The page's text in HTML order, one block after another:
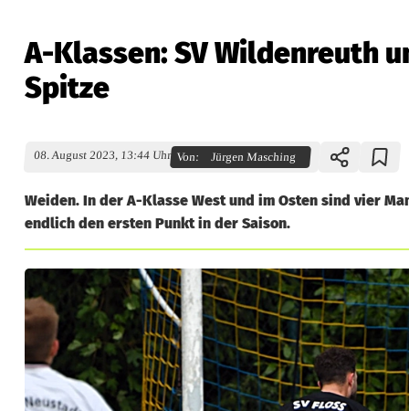
A-Klassen: SV Wildenreuth
Spitze
08. August 2023, 13:44 Uhr Von: Jürgen Masching
Weiden. In der A-Klasse West und im Osten sind vier
endlich den ersten Punkt in der Saison.
-